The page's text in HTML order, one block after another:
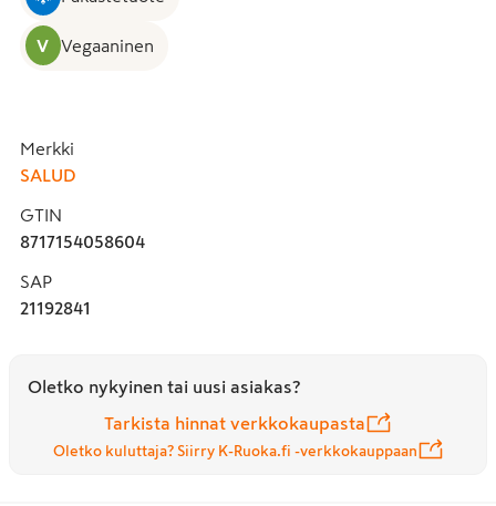
V Vegaaninen
Merkki
SALUD
GTIN
8717154058604
SAP
21192841
Oletko nykyinen tai uusi asiakas?
Tarkista hinnat verkkokaupasta
Oletko kuluttaja? Siirry K-Ruoka.fi -verkkokauppaan